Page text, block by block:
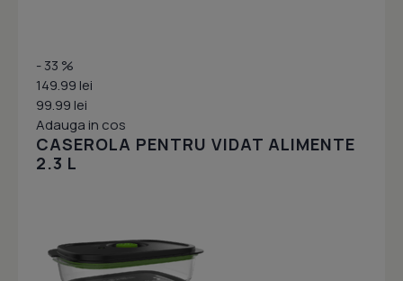
- 33 %
149.99 lei
99.99 lei
Adauga in cos
CASEROLA PENTRU VIDAT ALIMENTE
2.3 L